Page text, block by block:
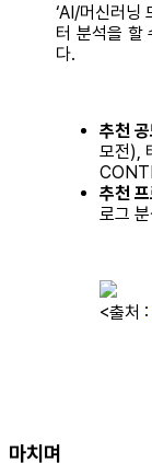
‘AI/머신러닝
터 분석을 할
다.
추천
모전),
추천
로그
<출처 :
마치며